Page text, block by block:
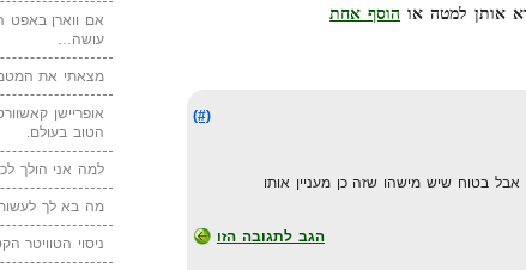
הוסף אחת
(#)
בטוח שיש מישהו שזה כן מעניין אותו
הגב לתגובה הזו
אם ווארן באפט
עושה…
מצאתי את
אופריישן
הטוב בעולם.
למה אני הולך
מה בא לך לעשות
ניסוי הטוויטר